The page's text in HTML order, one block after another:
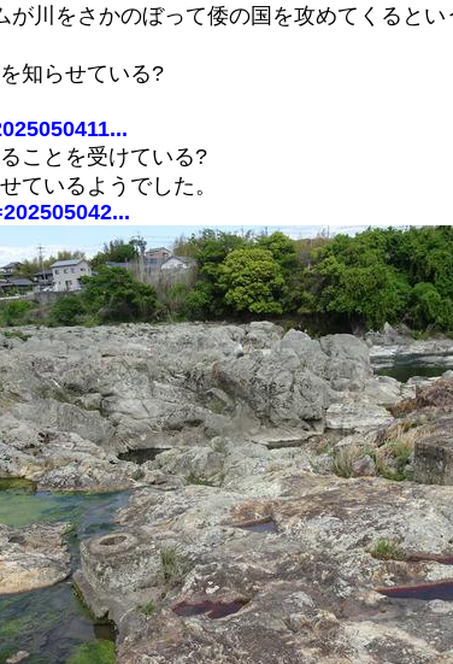
川をさかのぼって倭の国を攻めてくると
知らせている?
ことを受けている?
ているようでした。